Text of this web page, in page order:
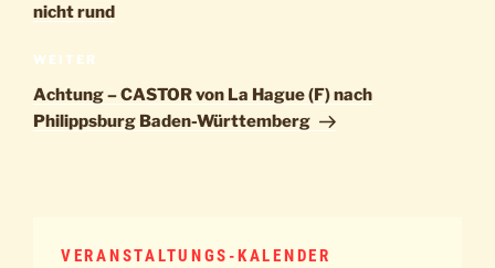
nicht rund
Nächster
Beitrag
WEITER
Achtung – CASTOR von La Hague (F) nach
Philippsburg Baden-Württemberg
VERANSTALTUNGS-KALENDER